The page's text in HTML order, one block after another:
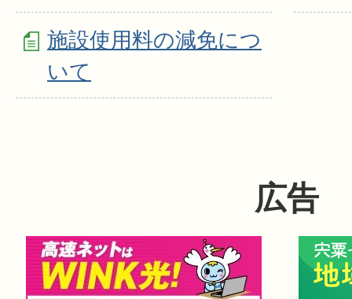
施設使用料の減免につ
いて
広告